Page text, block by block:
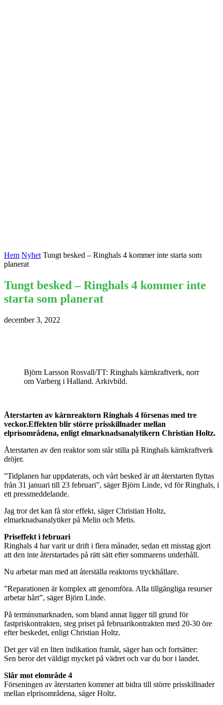
Hem Nyhet Tungt besked – Ringhals 4 kommer inte starta som
planerat
Tungt besked – Ringhals 4 kommer inte
starta som planerat
december 3, 2022
Björn Larsson Rosvall/TT: Ringhals kärnkraftverk, norr
om Varberg i Halland. Arkivbild.
Återstarten av kärnreaktorn Ringhals 4 försenas med tre
veckor.Effekten blir större prisskillnader mellan
elprisområdena, enligt elmarknadsanalytikern Christian Holtz.
Återstarten av den reaktor som står stilla på Ringhals kärnkraftverk
dröjer.
”Tidplanen har uppdaterats, och vårt besked är att återstarten flyttas
från 31 januari till 23 februari”, säger Björn Linde, vd för Ringhals, i
ett pressmeddelande.
Jag tror det kan få stor effekt, säger Christian Holtz,
elmarknadsanalytiker på Melin och Metis.
Priseffekt i februari
Ringhals 4 har varit ur drift i flera månader, sedan ett misstag gjort
att den inte återstartades på rätt sätt efter sommarens underhåll.
Nu arbetar man med att återställa reaktorns tryckhållare.
”Reparationen är komplex att genomföra. Alla tillgängliga resurser
arbetar hårt”, säger Björn Linde.
På terminsmarknaden, som bland annat ligger till grund för
fastpriskontrakten, steg priset på februarikontrakten med 20-30 öre
efter beskedet, enligt Christian Holtz.
Det ger väl en liten indikation framåt, säger han och fortsätter:
Sen beror det väldigt mycket på vädret och var du bor i landet.
Slår mot elområde 4
Förseningen av återstarten kommer att bidra till större prisskillnader
mellan elprisområdena, säger Holtz.